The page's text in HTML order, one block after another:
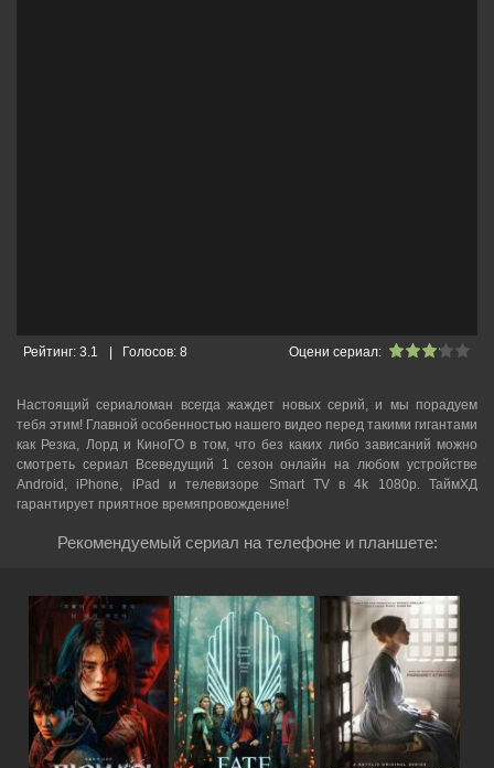
Оцени сериал:
Рейтинг: 3.1 Голосов:8
Настоящий сериаломан всегда жаждет новых серий, и мы порадуем
тебя этим! Главной особенностью нашего видео перед такими гигантами
как Резка, Лорд и КиноГО в том, что без каких либо зависаний можно
смотреть cериал Всеведущий 1 сезон онлайн на любом устройстве
Android, iPhone, iPad и телевизоре Smart TV в 4k 1080p. ТаймХД
гарантирует приятное времяпровождение!
Рекомендуемый сериал на телефоне и планшете: